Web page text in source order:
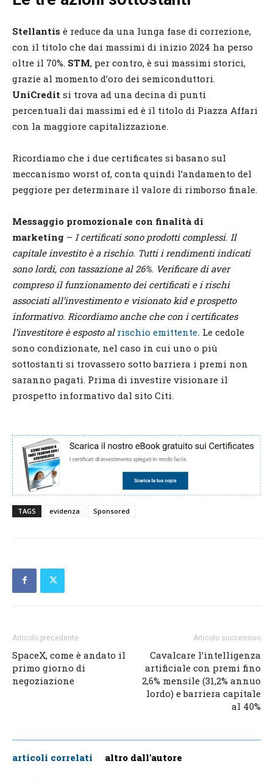
Stellantis è reduce da una lunga fase di correzione,
con il titolo che dai massimi di inizio 2024 ha perso
oltre il 70%. STM, per contro, è sui massimi storici,
grazie al momento d’oro dei semiconduttori.
UniCredit si trova ad una decina di punti
percentuali dai massimi ed è il titolo di Piazza Affari
con la maggiore capitalizzazione.
Ricordiamo che i due certificates si basano sul
meccanismo worst of, conta quindi l’andamento del
peggiore per determinare il valore di rimborso finale.
Messaggio promozionale con finalità di
marketing – I certificati sono prodotti complessi. Il
capitale investito è a rischio. Tutti i rendimenti indicati
sono lordi, con tassazione al 26%. Verificare di aver
compreso il funzionamento dei certificati e i rischi
associati all’investimento e visionato kid e prospetto
informativo. Ricordiamo anche che con i certificates
l’investitore è esposto al rischio emittente. Le cedole
sono condizionate, nel caso in cui uno o più
sottostanti si trovassero sotto barriera i premi non
saranno pagati. Prima di investire visionare il
prospetto informativo dal sito Citi.
TAGS evidenza Sponsored
Articolo precedente
SpaceX, come è andato il
primo giorno di
negoziazione
Articolo successivo
Cavalcare l’intelligenza
artificiale con premi fino
2,6% mensile (31,2% annuo
lordo) e barriera capitale
al 40%
articoli correlati altro dall'autore